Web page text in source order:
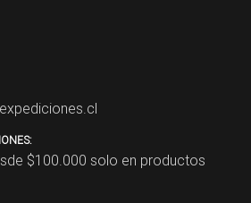
$100.000 solo en productos